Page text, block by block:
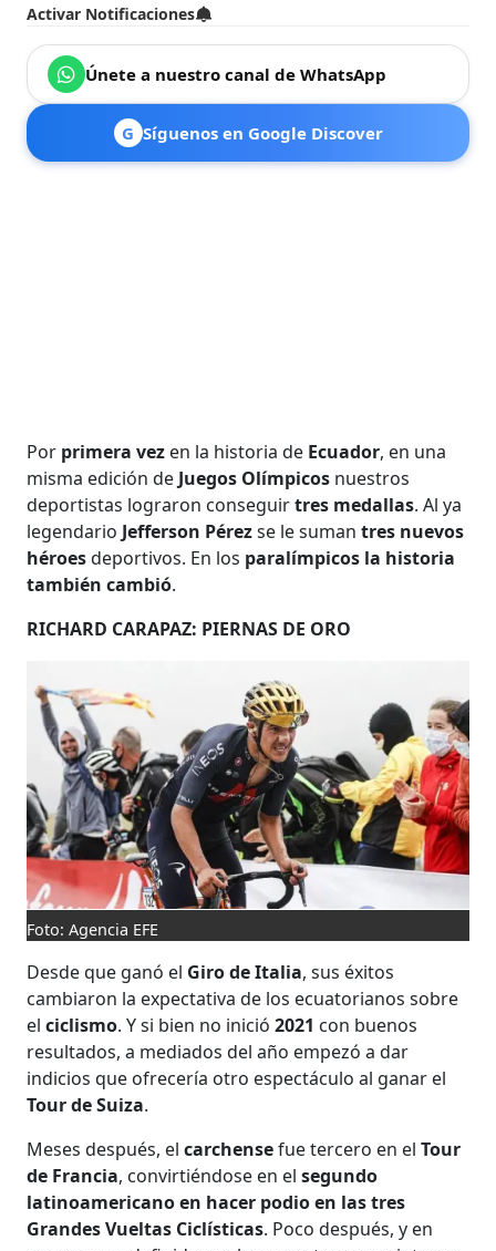
Activar Notificaciones
Únete a nuestro canal de WhatsApp
G Síguenos en Google Discover
Por primera vez en la historia de Ecuador, en una
misma edición de Juegos Olímpicos nuestros
deportistas lograron conseguirtres medallas. Al ya
legendario Jefferson Pérezse le sumantres nuevos
héroesdeportivos. En los paralímpicos la historia
también cambió.
RICHARD CARAPAZ: PIERNAS DE ORO
Foto: Agencia EFE
Desde que ganó el Giro de Italia, sus éxitos
cambiaron la expectativa de los ecuatorianos sobre
elciclismo. Y si bien no inició2021 con buenos
resultados, a mediados del año empezó a dar
indicios que ofrecería otro espectáculo al ganar el
Tour de Suiza.
Meses después, elcarchensefue tercero en elTour
de Francia, convirtiéndose en elsegundo
latinoamericano en hacer podio en las tres
Grandes Vueltas Ciclísticas. Poco después, y en